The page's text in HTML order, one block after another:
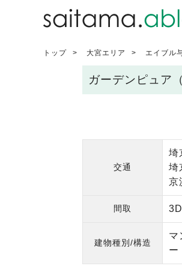
トップ 大宮エリア エイブル
ガーデンピュア
交通
埼
埼
京
間取
建物種別/構造
マ
ー